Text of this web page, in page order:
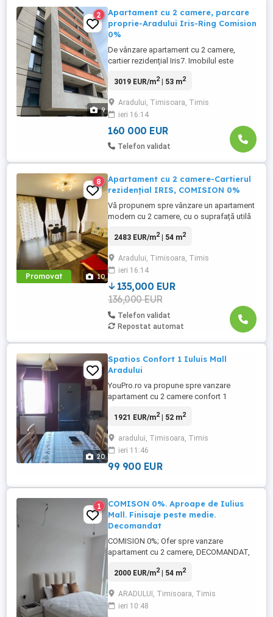
9
2
Apartament cu 2 camere, parcare
proprie-Aradului Iris-Ring Comision
0%
De vânzare apartament cu 2 camere,
cartier rezidențial Iris7. Imobilul este
de joacă pentru copii, supraveghere video
etajul 6din8 și este compus din: Hol acces
intrare. Baie cu geam. Dormitor. Living cu
bucătărie open ...
3019 EUR/m2| 53 m2
Aradului, Timisoara, Timis
ieri 16:14
160 000 EUR
Telefon validat
Promovat 10
8
Apartament cu 2 camere-Cartierul
rezidențial IRIS, COMISION 0%
Vă propunem spre vânzare un apartament
modern cu 2 camere, cu o suprafață utilă
rezidențial apreciat Cartierul Iris, în zona
imobil modern, dotat cu 2 lifturi,
monitorizare video 24din24 și acces
securizat. ...
2483 EUR/m2| 54 m2
Aradului, Timisoara, Timis
ieri 16:14
135,000 EUR
136,000 EUR
Telefon validat
Repostat automat
20
Spatios Confort 1 Iuluis Mall
Aradului
YouPro.ro va propune spre vanzare
apartament cu 2 camere confort 1
Timisoara la 10 minute de Iulius Mall.
pe gaz metan, clima, termopane, usa
metalica la intrare, usi interioare noi,
mobilat, utilat. Apartamentul este
1921 EUR/m2| 52 m2
aradului, Timisoara, Timis
ieri 11:46
99 900 EUR
1
COMISON 0%. Aproape de Iulius
Mall. Finisaje peste medie.
Decomandat
COMISION 0%; Ofer spre vanzare
apartament cu 2 camere, DECOMANDAT,
rezidential nou, in zona Aradului, pozitie
transport in comun, magazine, scoli.
Incalzire in pardoseala, cu termostate
2000 EUR/m2| 54 m2
ARADULUI, Timisoara, Timis
ieri 10:48